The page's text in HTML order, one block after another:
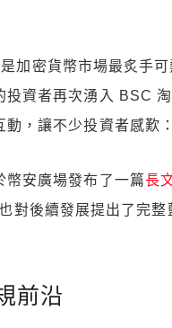
加密貨幣市場最炙手
投資者再次湧入 BSC
，讓不少投資者感歎
安廣場發布了一篇長
對後續發展提出了完
前沿